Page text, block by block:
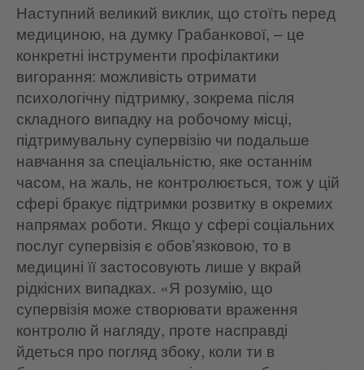
Наступний великий виклик, що стоїть перед
медициною, на думку Грабанкової, – це
конкретні інструменти профілактики
вигорання: можливість отримати
психологічну підтримку, зокрема після
складного випадку на робочому місці,
підтримувальну супервізію чи подальше
навчання за спеціальністю, яке останнім
часом, на жаль, не контролюється, тож у цій
сфері бракує підтримки розвитку в окремих
напрямах роботи. Якщо у сфері соціальних
послуг супервізія є обов’язковою, то в
медицині її застосовують лише у вкрай
рідкісних випадках. «Я розумію, що
супервізія може створювати враження
контролю й нагляду, проте насправді
йдеться про погляд збоку, коли ти в